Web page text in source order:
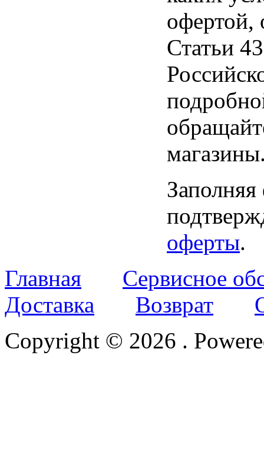
офертой,
Статьи
оферты.
Главная
Сервисное
Доставка
Возврат
Copyright © 2026 .